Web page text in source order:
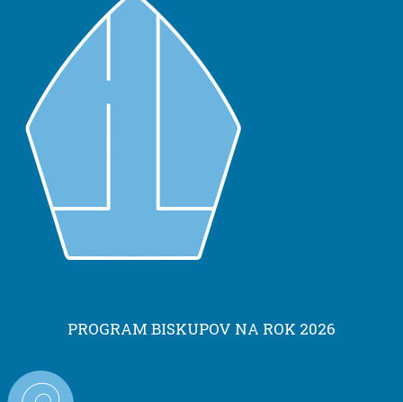
PROGRAM BISKUPOV NA ROK 2026